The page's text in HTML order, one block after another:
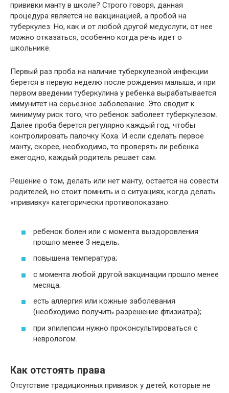
прививки манту в школе? Строго говоря, данная
процедура является не вакцинацией, а пробой на
туберкулез. Но, как и от любой другой медуслуги, от нее
можно отказаться, особенно когда речь идет о
школьнике.
Первый раз проба на наличие туберкулезной инфекции
берется в первую неделю после рождения малыша, и при
первом введении туберкулина у ребенка вырабатывается
иммунитет на серьезное заболевание. Это сводит к
минимуму риск того, что ребенок заболеет туберкулезом.
Далее проба берется регулярно каждый год, чтобы
контролировать палочку Коха. И если сделать первое
манту, скорее, необходимо, то проверять ли ребенка
ежегодно, каждый родитель решает сам.
Решение о том, делать или нет манту, остается на совести
родителей, но стоит помнить и о ситуациях, когда делать
«прививку» категорически противопоказано:
ребенок болен или с момента выздоровления
прошло менее 3 недель;
повышена температура;
с момента любой другой вакцинации прошло менее
месяца;
есть аллергия или кожные заболевания
(необходимо получить разрешение фтизиатра);
при эпилепсии нужно проконсультироваться с
неврологом.
Как отстоять права
Отсутствие традиционных прививок у детей, которые не